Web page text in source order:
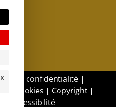
de confidentialité |
cookies | Copyright |
d’accessibilité